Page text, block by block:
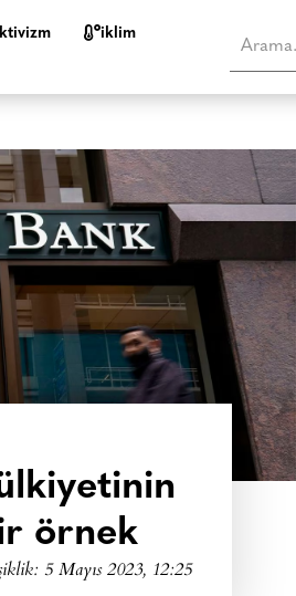
i̇klim
örnek
5 Mayıs 2023, 12:25